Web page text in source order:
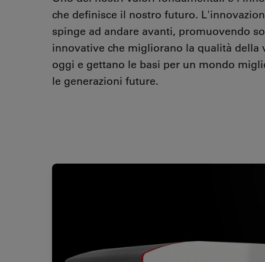
che definisce il nostro futuro.
spinge ad andare avanti, promuovendo
innovative che migliorano la qualità della
oggi e gettano le basi per un mondo
le generazioni future.